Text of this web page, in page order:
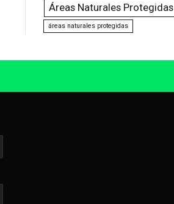
Áreas Naturales Protegidas
áreas naturales protegidas